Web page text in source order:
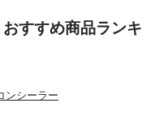
すすめ商品ランキ
ンシーラー